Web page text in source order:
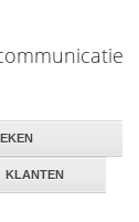
KLANTEN